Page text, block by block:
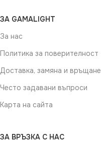
ЗА GAMALIGHT
За нас
Политика за поверителност
Доставка, замяна и връщане
Често задавани въпроси
Карта на сайта
ЗА ВРЪЗКА С НАС